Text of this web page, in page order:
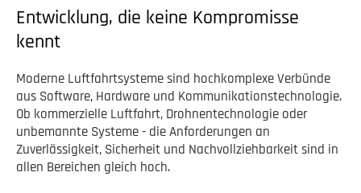
Entwicklung, die keine Kompromisse
kennt
Moderne Luftfahrtsysteme sind hochkomplexe Verbünde
aus Software, Hardware und Kommunikationstechnologie.
Ob kommerzielle Luftfahrt, Drohnentechnologie oder
unbemannte Systeme - die Anforderungen an
Zuverlässigkeit, Sicherheit und Nachvollziehbarkeit sind in
allen Bereichen gleich hoch.